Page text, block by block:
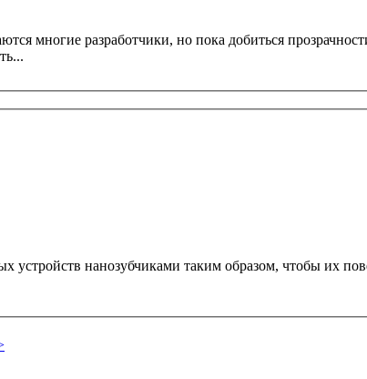
многие разработчики, но пока добиться
нанозубчиками таким образом, чтобы их